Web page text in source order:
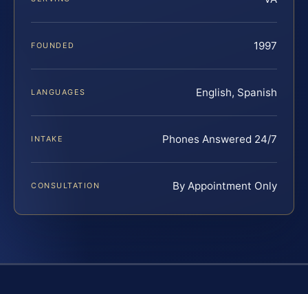
FOUNDED 1997
LANGUAGES English, Spanish
INTAKE Phones Answered 24/7
CONSULTATION By Appointment Only